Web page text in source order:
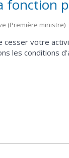
fonction
(Première ministre)
cesser votre
les conditions